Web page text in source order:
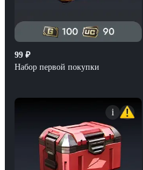
99 ₽
Набор первой покупки
i